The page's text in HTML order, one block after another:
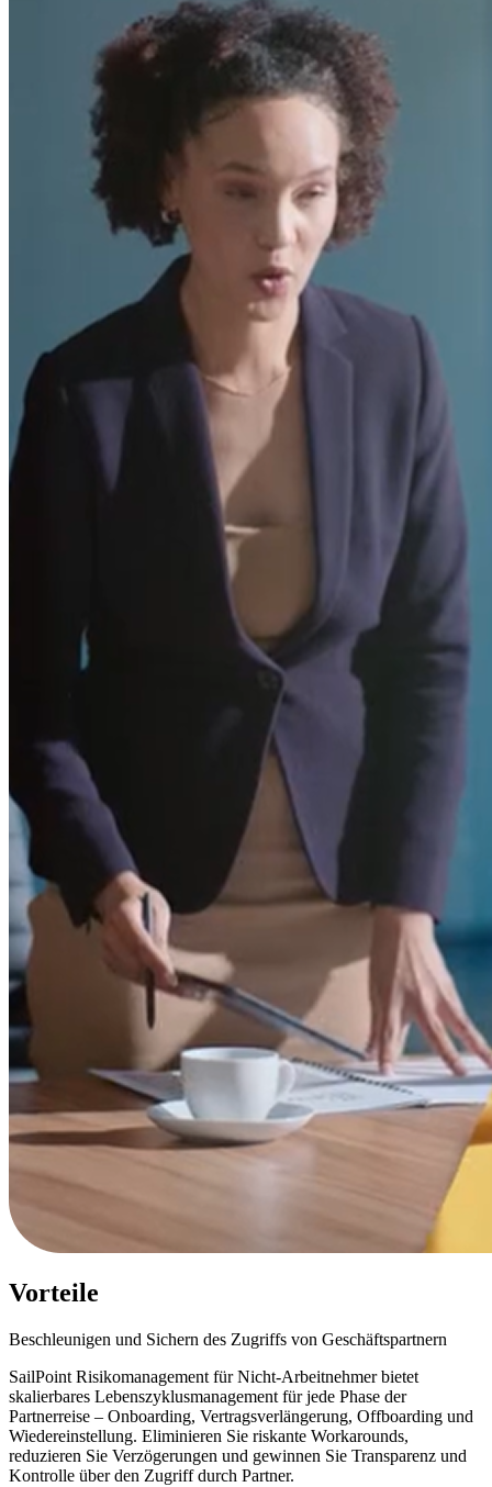
Vorteile
Beschleunigen und Sichern des Zugriffs von Geschäftspartnern
SailPoint Risikomanagement für Nicht-Arbeitnehmer bietet
skalierbares Lebenszyklusmanagement für jede Phase der
Partnerreise – Onboarding, Vertragsverlängerung, Offboarding und
Wiedereinstellung. Eliminieren Sie riskante Workarounds,
reduzieren Sie Verzögerungen und gewinnen Sie Transparenz und
Kontrolle über den Zugriff durch Partner.